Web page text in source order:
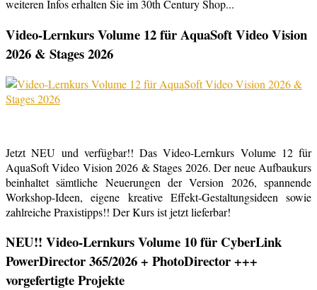
weiteren Infos erhalten Sie im 30th Century Shop...
Video-Lernkurs Volume 12 für AquaSoft Video Vision
2026 & Stages 2026
Jetzt NEU und verfügbar!! Das Video-Lernkurs Volume 12 für
AquaSoft Video Vision 2026 & Stages 2026. Der neue Aufbaukurs
beinhaltet sämtliche Neuerungen der Version 2026, spannende
Workshop-Ideen, eigene kreative Effekt-Gestaltungsideen sowie
zahlreiche Praxistipps!! Der Kurs ist jetzt lieferbar!
NEU!! Video-Lernkurs Volume 10 für CyberLink
PowerDirector 365/2026 + PhotoDirector +++
vorgefertigte Projekte